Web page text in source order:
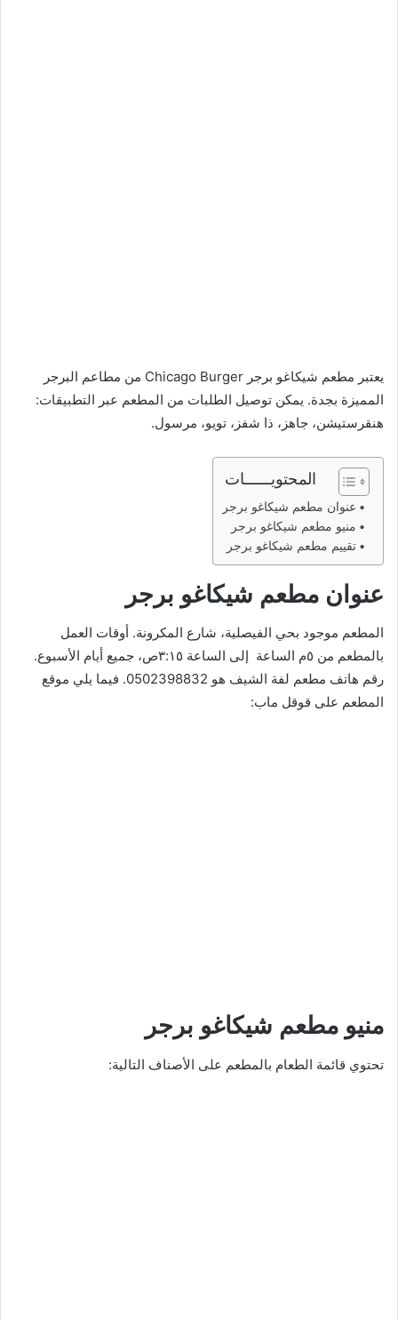
يعتبر مطعم شيكاغو برجر Chicago Burger من مطاعم البرجر
المميزة بجدة. يمكن توصيل الطلبات من المطعم عبر التطبيقات:
هنقرستيشن، جاهز، ذا شفز، تويو، مرسول.
المحتويــــــات
عنوان مطعم شيكاغو برجر
منيو مطعم شيكاغو برجر
تقييم مطعم شيكاغو برجر
عنوان مطعم شيكاغو برجر
المطعم موجود بحي الفيصلية، شارع المكرونة. أوقات العمل
بالمطعم من ٥م الساعة إلى الساعة ٣:١٥ص، جميع أيام الأسبوع.
رقم هاتف مطعم لفة الشيف هو 0502398832. فيما يلي موقع
المطعم على قوقل ماب:
منيو مطعم شيكاغو برجر
تحتوي قائمة الطعام بالمطعم على الأصناف التالية: